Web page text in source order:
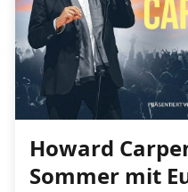
Howard
Sommer mit